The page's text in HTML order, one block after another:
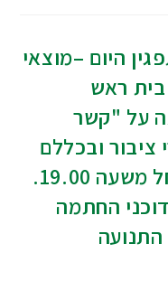
היום –מוצאי
2003 מול בית ראש
על "קשר
ציבור ובכללם
משפחת שרון. ההפגנה החל משעה 19.00.
החתמה